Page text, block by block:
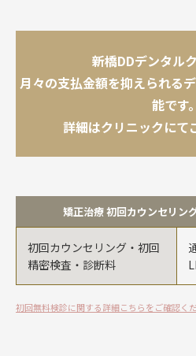
新橋DDデンタル
月々の支払金額を抑えられる
能です。
詳細はクリニックにて
矯正治療 初回カウンセリン
初回カウンセリング・初回
精密検査・診断料
初回無料検診に関する詳細こちらをご確認く